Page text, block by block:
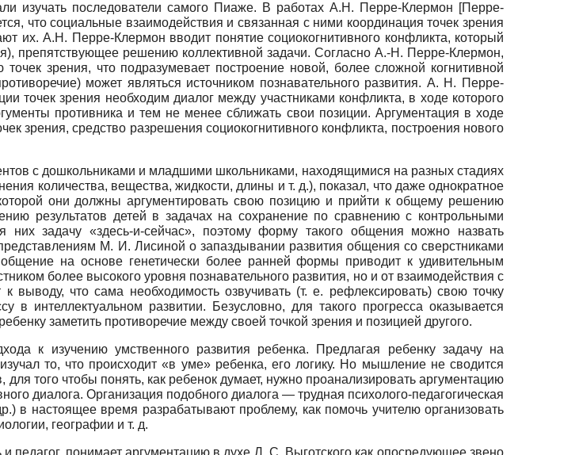
изучать последователи самого Пиаже. В работах А.Н. Перре-Клермон [Перре-
что социальные взаимодействия и связанная с ними координация точек зрения
их. А.Н. Перре-Клермон вводит понятие социокогнитивного конфликта, который
препятствующее решению коллективной задачи. Согласно А.-Н. Перре-Клермон,
зрения, что подразумевает построение новой, более сложной когнитивной
может являться источником познавательного развития. А. Н. Перре-
точек зрения необходим диалог между участниками конфликта, в ходе которого
противника и тем не менее сближать свои позиции. Аргументация в ходе
зрения, средство разрешения социокогнитивного конфликта, построения нового
с дошкольниками и младшими школьниками, находящимися на разных стадиях
количества, вещества, жидкости, длины и т. д.), показал, что даже однократное
они должны аргументировать свою позицию и прийти к общему решению
результатов детей в задачах на сохранение по сравнению с контрольными
задачу «здесь-и-сейчас», поэтому форму такого общения можно назвать
М. И. Лисиной о запаздывании развития общения со сверстниками
на основе генетически более ранней формы приводит к удивительным
более высокого уровня познавательного развития, но и от взаимодействия с
что сама необходимость озвучивать (т. е. рефлексировать) свою точку
в интеллектуальном развитии. Безусловно, для такого прогресса оказывается
заметить противоречие между своей точкой зрения и позицией другого.
к изучению умственного развития ребенка. Предлагая ребенку задачу на
то, что происходит «в уме» ребенка, его логику. Но мышление не сводится
того чтобы понять, как ребенок думает, нужно проанализировать аргументацию
диалога. Организация подобного диалога — трудная психолого-педагогическая
в настоящее время разрабатывают проблему, как помочь учителю организовать
географии и т. д.